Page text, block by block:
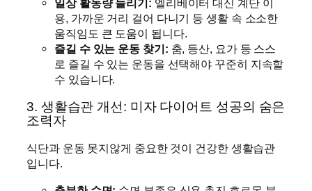
일상 활동량 늘리기: 엘리베이터 대신 계단 이
용, 가까운 거리 걸어 다니기 등 생활 속 소소한
움직임도 큰 도움이 됩니다.
즐길 수 있는 운동 찾기: 춤, 등산, 요가 등 스스
로 즐길 수 있는 운동을 선택해야 꾸준히 지속할
수 있습니다.
3. 생활습관 개선: 미자 다이어트 성공의 숨은
조력자
식단과 운동 못지않게 중요한 것이 건강한 생활습관
입니다.